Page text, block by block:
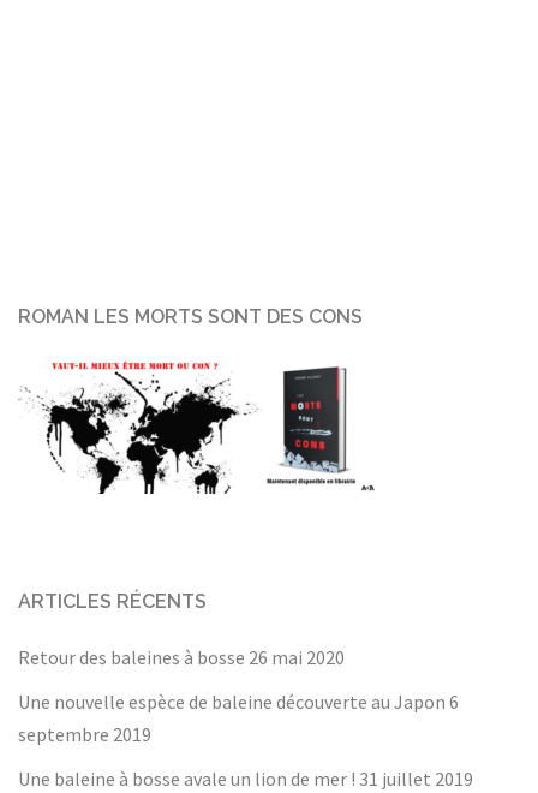
ROMAN LES MORTS SONT DES CONS
ARTICLES RÉCENTS
Retour des baleines à bosse 26 mai 2020
Une nouvelle espèce de baleine découverte au Japon 6
septembre 2019
Une baleine à bosse avale un lion de mer ! 31 juillet 2019